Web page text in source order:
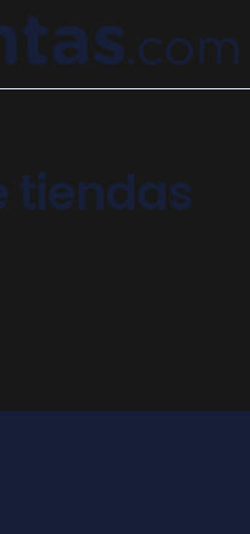
tiendas